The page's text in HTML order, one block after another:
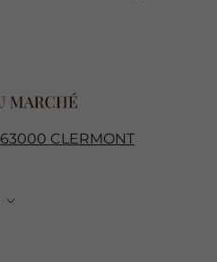
63000 CLERMONT